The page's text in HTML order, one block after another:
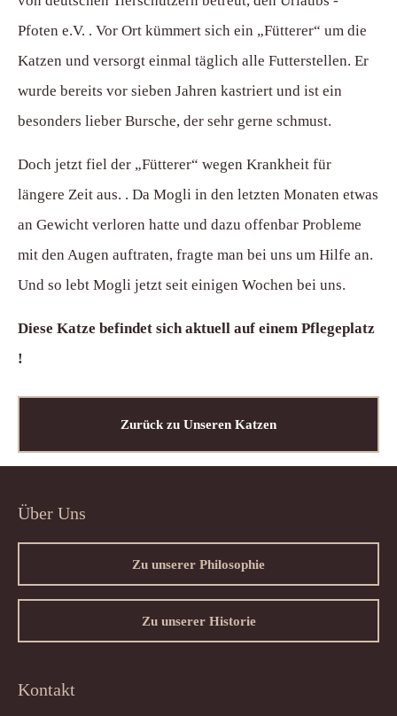
Pfoten e.V. . Vor Ort kümmert sich ein „Fütterer“ um die
Katzen und versorgt einmal täglich alle Futterstellen. Er
wurde bereits vor sieben Jahren kastriert und ist ein
besonders lieber Bursche, der sehr gerne schmust.
Doch jetzt fiel der „Fütterer“ wegen Krankheit für
längere Zeit aus. . Da Mogli in den letzten Monaten etwas
an Gewicht verloren hatte und dazu offenbar Probleme
mit den Augen auftraten, fragte man bei uns um Hilfe an.
Und so lebt Mogli jetzt seit einigen Wochen bei uns.
Diese Katze befindet sich aktuell auf einem Pflegeplatz
!
Zurück zu Unseren Katzen
Über Uns
Zu unserer Philosophie
Zu unserer Historie
Kontakt